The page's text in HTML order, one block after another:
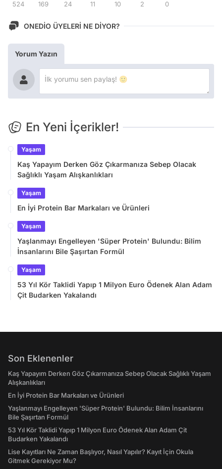
524 169 24 11 10 2 0
ONEDİO ÜYELERİ NE DİYOR?
Yorum Yazın
En Yeni İçerikler!
Yaşam
Kaş Yapayım Derken Göz Çıkarmanıza Sebep Olacak
Sağlıklı Yaşam Alışkanlıkları
Yaşam
En İyi Protein Bar Markaları ve Ürünleri
Yaşam
Yaşlanmayı Engelleyen 'Süper Protein' Bulundu: Bilim
İnsanlarını Bile Şaşırtan Formül
Yaşam
53 Yıl Kör Taklidi Yapıp 1 Milyon Euro Ödenek Alan Adam
Çit Budarken Yakalandı
Son Eklenenler
Kaş Yapayım Derken Göz Çıkarmanıza Sebep Olacak Sağlıklı Yaşam
Alışkanlıkları
En İyi Protein Bar Markaları ve Ürünleri
Yaşlanmayı Engelleyen 'Süper Protein' Bulundu: Bilim İnsanlarını
Bile Şaşırtan Formül
53 Yıl Kör Taklidi Yapıp 1 Milyon Euro Ödenek Alan Adam Çit
Budarken Yakalandı
Lise Kayıtları Ne Zaman Başlıyor, Nasıl Yapılır? Kayıt İçin Okula
Gitmek Gerekiyor Mu?